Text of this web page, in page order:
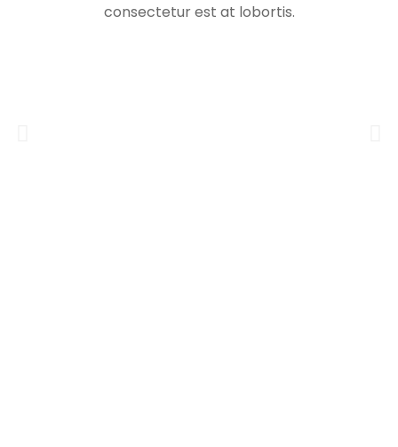
consectetur est at lobortis.